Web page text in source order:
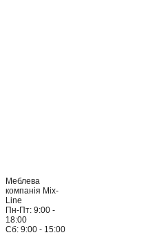
Меблева
компанія Mix-
Line
Пн-Пт: 9:00 -
18:00
Сб: 9:00 - 15:00